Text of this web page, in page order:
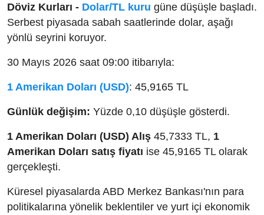
Döviz Kurları - Dolar/TL kuru güne düşüşle başladı.
Serbest piyasada sabah saatlerinde dolar, aşağı
yönlü seyrini koruyor.
30 Mayıs 2026 saat 09:00 itibarıyla:
1 Amerikan Doları (USD): 45,9165 TL
Günlük değişim: Yüzde 0,10 düşüşle gösterdi.
1 Amerikan Doları (USD) Alış 45,7333 TL, 1
Amerikan Doları satış fiyatı ise 45,9165 TL olarak
gerçekleşti.
Küresel piyasalarda ABD Merkez Bankası'nın para
politikalarına yönelik beklentiler ve yurt içi ekonomik